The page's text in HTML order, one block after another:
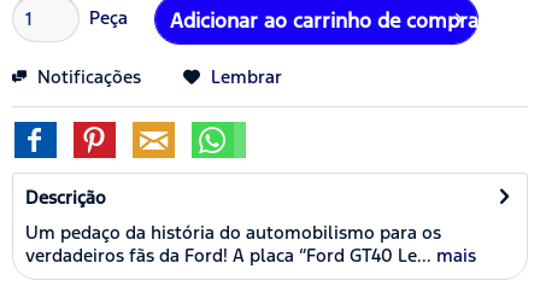
Peça Adicionar ao carrinho de compras
Notificações Lembrar
Descrição
Um pedaço da história do automobilismo para os
verdadeiros fãs da Ford! A placa “Ford GT40 Le... mais